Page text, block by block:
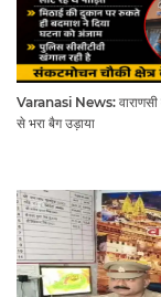
Varanasi News: वाराणसी
से भरा बैग उड़ाया